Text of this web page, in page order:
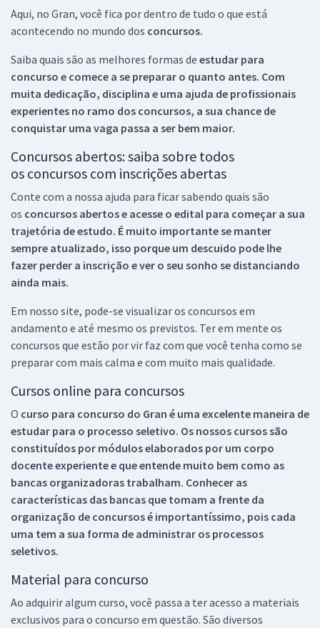
Aqui, no Gran, você fica por dentro de tudo o que está
acontecendo no mundo dos concursos.
Saiba quais são as melhores formas de estudar para
concurso e comece a se preparar o quanto antes. Com
muita dedicação, disciplina e uma ajuda de profissionais
experientes no ramo dos concursos, a sua chance de
conquistar uma vaga passa a ser bem maior.
Concursos abertos: saiba sobre todos
os concursos com inscrições abertas
Conte com a nossa ajuda para ficar sabendo quais são
os concursos abertos e acesse o edital para começar a sua
trajetória de estudo. É muito importante se manter
sempre atualizado, isso porque um descuido pode lhe
fazer perder a inscrição e ver o seu sonho se distanciando
ainda mais.
Em nosso site, pode-se visualizar os concursos em
andamento e até mesmo os previstos. Ter em mente os
concursos que estão por vir faz com que você tenha como se
preparar com mais calma e com muito mais qualidade.
Cursos online para concursos
O curso para concurso do Gran é uma excelente maneira de
estudar para o processo seletivo. Os nossos cursos são
constituídos por módulos elaborados por um corpo
docente experiente e que entende muito bem como as
bancas organizadoras trabalham. Conhecer as
características das bancas que tomam a frente da
organização de concursos é importantíssimo, pois cada
uma tem a sua forma de administrar os processos
seletivos.
Material para concurso
Ao adquirir algum curso, você passa a ter acesso a materiais
exclusivos para o concurso em questão. São diversos